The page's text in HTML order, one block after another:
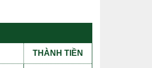
THÀNH TI Ề N